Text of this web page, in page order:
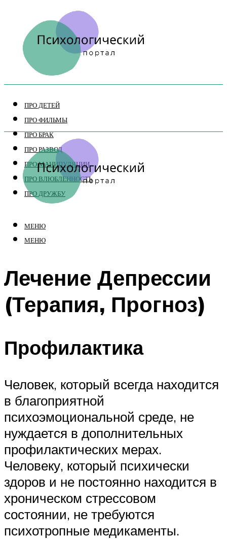
ПРО ДЕТЕЙ
ПРО ФИЛЬМЫ
ПРО БРАК
ПРО РАЗВОД
ПРО МАНИПУЛЯЦИИ
ПРО ВЛЮБЛЕННОСТЬ
ПРО ДРУЖБУ
МЕНЮ
МЕНЮ
Лечение Депрессии
(Терапия, Прогноз)
Профилактика
Человек, который всегда находится
в благоприятной
психоэмоциональной среде, не
нуждается в дополнительных
профилактических мерах.
Человеку, который психически
здоров и не постоянно находится в
хроническом стрессовом
состоянии, не требуются
психотропные медикаменты.